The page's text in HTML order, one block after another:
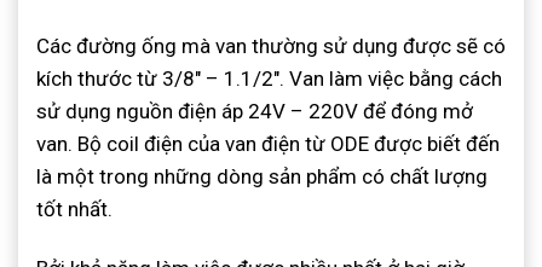
Các đường ống mà van thường sử dụng được sẽ có
kích thước từ 3/8″ – 1.1/2″. Van làm việc bằng cách
sử dụng nguồn điện áp 24V – 220V để đóng mở
van. Bộ coil điện của van điện từ ODE được biết đến
là một trong những dòng sản phẩm có chất lượng
tốt nhất.